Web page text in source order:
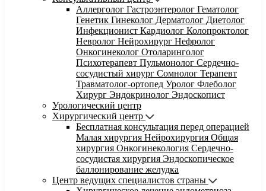
Аллерголог Гастроэнтеролог Гематолог
Генетик Гинеколог Дерматолог Диетолог
Инфекционист Кардиолог Колопроктолог
Невролог Нейрохирург Нефролог
Онкогинеколог Отоларинголог
Психотерапевт Пульмонолог Сердечно-
сосудистый хирург Сомнолог Терапевт
Травматолог-ортопед Уролог Флеболог
Хирург Эндокринолог Эндоскопист
Урологический центр
Хирургический центр
Бесплатная консультация перед операцией
Малая хирургия Нейрохирургия Общая
хирургия Онкогинекология Сердечно-
сосудистая хирургия Эндоскопическое
баллонирование желудка
Центр ведущих специалистов страны